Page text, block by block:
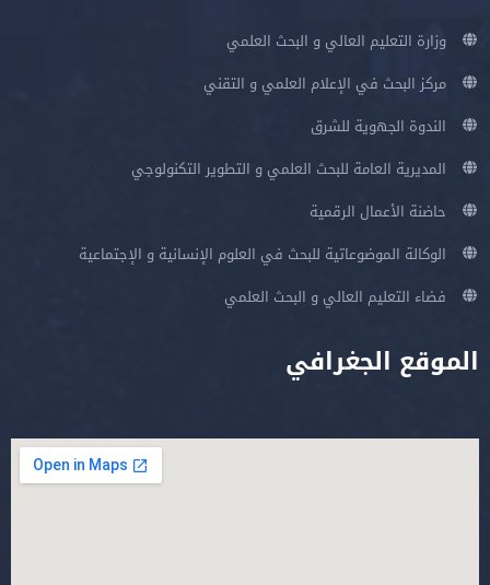
وزارة التعليم العالي و البحث العلمي
مركز البحث في الإعلام العلمي و التقني
الندوة الجهوية للشرق
المديرية العامة للبحث العلمي و التطوير التكنولوجي
حاضنة الأعمال الرقمية
الوكالة الموضوعاتية للبحث في العلوم الإنسانية و الإجتماعية
فضاء التعليم العالي و البحث العلمي
الموقع الجغرافي